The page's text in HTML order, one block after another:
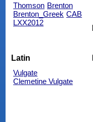
Thomson Brenton
Brenton_Greek CAB
LXX2012
Latin
Vulgate
Clemetine Vulgate